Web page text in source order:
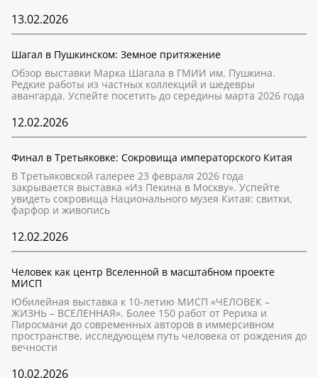
13.02.2026
Шагал в Пушкинском: Земное притяжение
Обзор выставки Марка Шагала в ГМИИ им. Пушкина.
Редкие работы из частных коллекций и шедевры
авангарда. Успейте посетить до середины марта 2026 года
12.02.2026
Финал в Третьяковке: Сокровища императорского Китая
В Третьяковской галерее 23 февраля 2026 года
закрывается выставка «Из Пекина в Москву». Успейте
увидеть сокровища Национального музея Китая: свитки,
фарфор и живопись
12.02.2026
Человек как центр Вселенной в масштабном проекте
МИСП
Юбилейная выставка к 10-летию МИСП «ЧЕЛОВЕК –
ЖИЗНЬ – ВСЕЛЕННАЯ». Более 150 работ от Рериха и
Пиросмани до современных авторов в иммерсивном
пространстве, исследующем путь человека от рождения до
вечности
10.02.2026